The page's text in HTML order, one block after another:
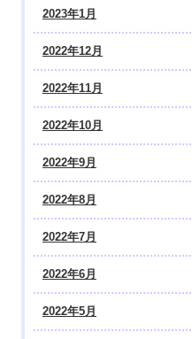
2023年1月
2022年12月
2022年11月
2022年10月
2022年9月
2022年8月
2022年7月
2022年6月
2022年5月